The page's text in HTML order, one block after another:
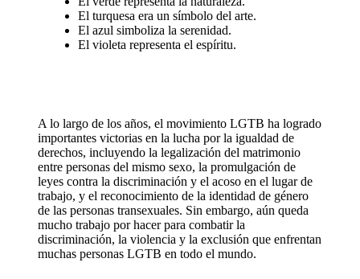
El turquesa era un símbolo del arte.
El azul simboliza la serenidad.
El violeta representa el espíritu.
A lo largo de los años, el movimiento LGTB ha logrado
importantes victorias en la lucha por la igualdad de
derechos, incluyendo la legalización del matrimonio
entre personas del mismo sexo, la promulgación de
leyes contra la discriminación y el acoso en el lugar de
trabajo, y el reconocimiento de la identidad de género
de las personas transexuales. Sin embargo, aún queda
mucho trabajo por hacer para combatir la
discriminación, la violencia y la exclusión que enfrentan
muchas personas LGTB en todo el mundo.